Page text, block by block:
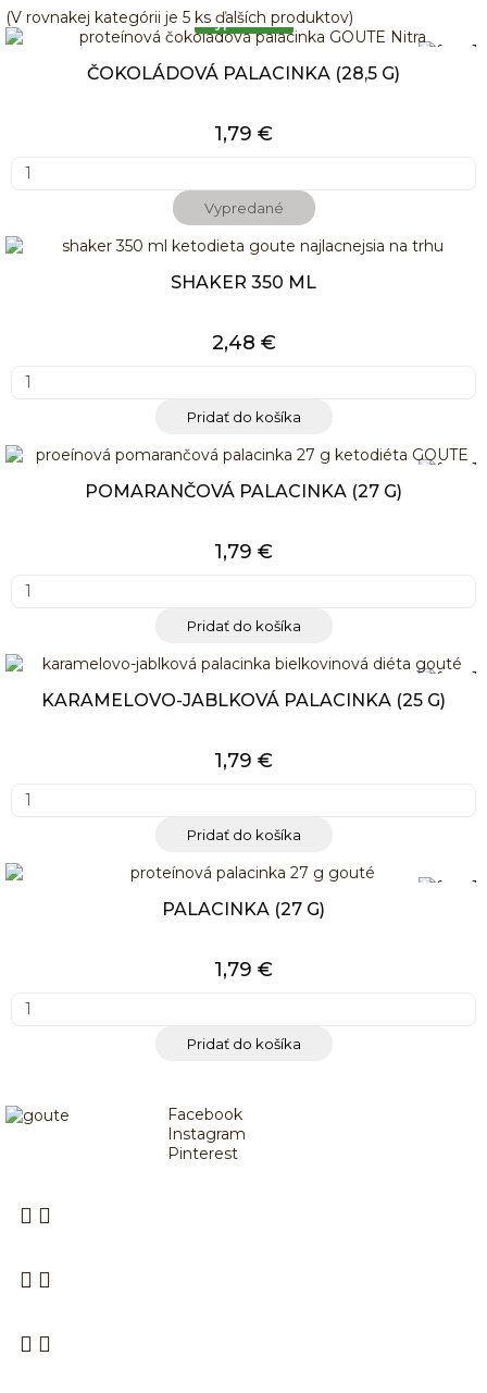
(V rovnakej kategórii je 5 ks ďalších produktov)
Vypredané
ČOKOLÁDOVÁ PALACINKA (28,5 G)
1,79 €
Vypredané
SHAKER 350 ML
2,48 €
Pridať do košíka
POMARANČOVÁ PALACINKA (27 G)
1,79 €
Pridať do košíka
KARAMELOVO-JABLKOVÁ PALACINKA (25 G)
1,79 €
Pridať do košíka
PALACINKA (27 G)
1,79 €
Pridať do košíka
Facebook
Instagram
Pinterest